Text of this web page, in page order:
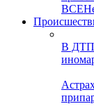
ВСЕ
В ДТП